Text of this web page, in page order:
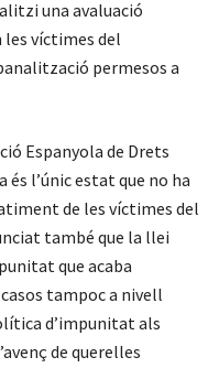
una avaluació
víctimes del
permesos a
Espanyola de Drets
és l’únic estat que no ha
de les víctimes del
també que la llei
que acaba
tampoc a nivell
d’impunitat als
de querelles